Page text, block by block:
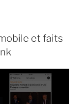
et faits